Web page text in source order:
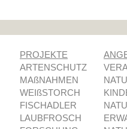
PROJEKTE
ARTENSCHUTZ
MAßNAHMEN
WEIßSTORCH
FISCHADLER
LAUBFROSCH